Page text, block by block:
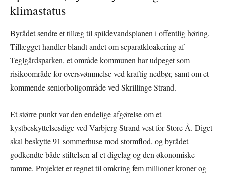
klimastatus
Byrådet sendte et tillæg til spildevandsplanen i offentlig høring.
Tillægget handler blandt andet om separatkloakering af
Teglgårdsparken, et område kommunen har udpeget som
risikoområde for oversvømmelse ved kraftig nedbør, samt om et
kommende seniorboligområde ved Skrillinge Strand.
Et større punkt var den endelige afgørelse om et
kystbeskyttelsesdige ved Varbjerg Strand vest for Store Å. Diget
skal beskytte 91 sommerhuse mod stormflod, og byrådet
godkendte både stiftelsen af et digelag og den økonomiske
ramme. Projektet er regnet til omkring fem millioner kroner og